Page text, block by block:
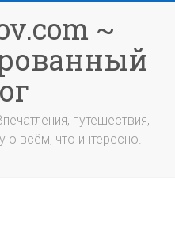
~
путешествия,
о всём, что интересно.